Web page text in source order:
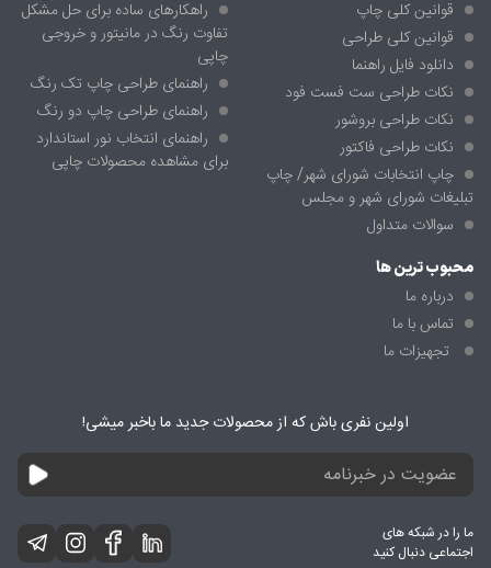
قوانین کلی چاپ
قوانین کلی طراحی
دانلود فایل راهنما
نکات طراحی ست فست فود
نکات طراحی بروشور
نکات طراحی فاکتور
چاپ انتخابات شورای شهر/ چاپ
تبلیغات شورای شهر و مجلس
سوالات متداول
راهکارهای ساده برای حل مشکل
تفاوت رنگ در مانیتور و خروجی
چاپی
راهنمای طراحی چاپ تک رنگ
راهنمای طراحی چاپ دو رنگ
راهنمای انتخاب نور استاندارد
برای مشاهده محصولات چاپی
محبوب ترین ها
درباره ما
تماس با ما
تجهیزات ما
اولین نفری باش که از محصولات جدید ما باخبر میشی!
ما را در شبکه های
اجتماعی دنبال کنید